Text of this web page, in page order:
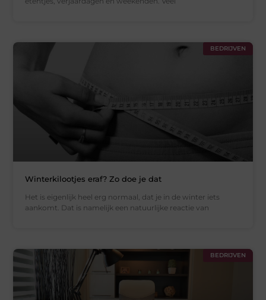
BEDRIJVEN
Winterkilootjes eraf? Zo doe je dat
Het is eigenlijk heel erg normaal, dat je in de winter iets
aankomt. Dat is namelijk een natuurlijke reactie van
BEDRIJVEN